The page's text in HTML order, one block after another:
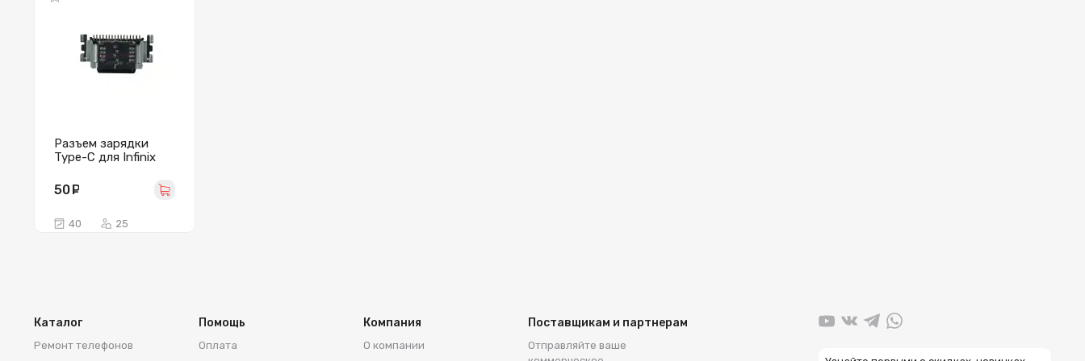
Разъем зарядки
Type-C для Infinix
Play/Tecno Spark 9
Pro
50
40 25
Каталог
Ремонт телефонов
Помощь
Оплата
Компания
О компании
Поставщикам и партнерам
Отправляйте ваше